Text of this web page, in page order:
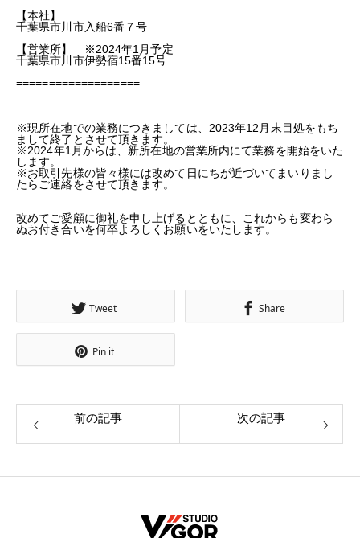
ギャラリー
お知らせ
お問い合わせ
ホーム
【本社】
千葉県市川市入船6番７号
【営業所】 ※2024年1月予定
千葉県市川市伊勢宿15番15号
===================
※現所在地での業務につきましては、2023年12月末目処をもち
まして終了とさせて頂きます。
※2024年1月からは、新所在地の営業所内にて業務を開始をいた
します。
※お取引先様の皆々様には改めて日にちが近づいてまいりまし
たらご連絡をさせて頂きます。
改めてご愛顧に御礼を申し上げるとともに、これからも変わら
ぬお付き合いを何卒よろしくお願いをいたします。
Tweet Share
Pin it
前の記事 次の記事